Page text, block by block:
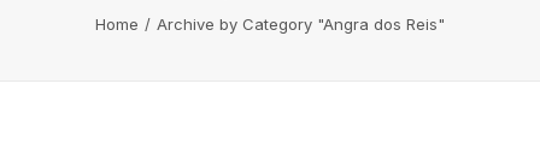
Home Archive by Category "Angra dos Reis"